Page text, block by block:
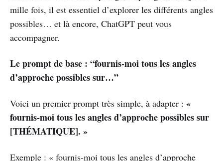
mille fois, il est essentiel d’explorer les différents angles
possibles… et là encore, ChatGPT peut vous
accompagner.
Le prompt de base : “fournis-moi tous les angles
d’approche possibles sur…”
Voici un premier prompt très simple, à adapter : «
fournis-moi tous les angles d’approche possibles sur
[THÉMATIQUE]. »
Exemple : « fournis-moi tous les angles d’approche